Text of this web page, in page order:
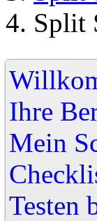
Split
Ihre
Mein
Testen